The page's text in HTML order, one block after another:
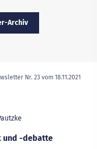
Archiv
Nr. 23 vom 18.11.2021
und -debatte